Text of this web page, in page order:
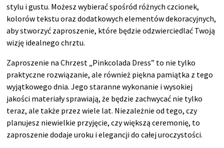
stylu i gustu. Możesz wybierać spośród różnych czcionek,
kolorów tekstu oraz dodatkowych elementów dekoracyjnych,
aby stworzyć zaproszenie, które będzie odzwierciedlać Twoją
wizję idealnego chrztu.
Zaproszenie na Chrzest „Pinkcolada Dress” to nie tylko
praktyczne rozwiązanie, ale również piękna pamiątka z tego
wyjątkowego dnia. Jego staranne wykonanie i wysokiej
jakości materiały sprawiają, że będzie zachwycać nie tylko
teraz, ale także przez wiele lat. Niezależnie od tego, czy
planujesz niewielkie przyjęcie, czy większą ceremonię, to
zaproszenie dodaje uroku i elegancji do całej uroczystości.